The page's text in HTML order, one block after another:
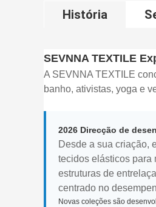
História
SEVNNA TEXTILE
A SEVNNA TEXTILE
banho, ativistas, yoga e
2026 Direcção de
Desde a sua criação,
tecidos elásticos para
estruturas de
centrado no
Novas coleções são